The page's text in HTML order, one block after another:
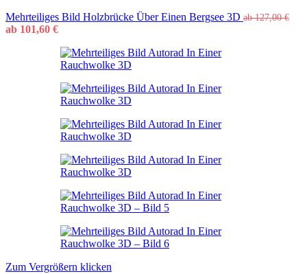
Mehrteiliges Bild Holzbrücke Über Einen Bergsee 3D ab127,00€
ab 101,60 €
Zum Vergrößern klicken